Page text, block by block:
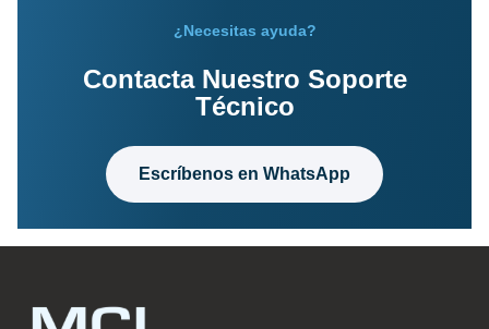
¿Necesitas ayuda?
Contacta Nuestro Soporte
Técnico
Escríbenos en WhatsApp